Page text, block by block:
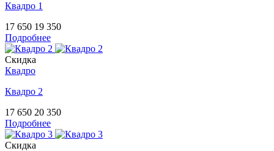
Квадро 1
17 650 19 350
Подробнее
Скидка
Квадро
Квадро 2
17 650 20 350
Подробнее
Скидка